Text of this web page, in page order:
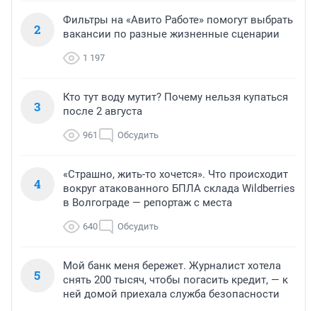
2
Фильтры на «Авито Работе» помогут выбрать
вакансии по разные жизненные сценарии
1 197
3
Кто тут воду мутит? Почему нельзя купаться
после 2 августа
961 Обсудить
4
«Страшно, жить-то хочется». Что происходит
вокруг атакованного БПЛА склада Wildberries
в Волгограде — репортаж с места
640 Обсудить
5
Мой банк меня бережет. Журналист хотела
снять 200 тысяч, чтобы погасить кредит, — к
ней домой приехала служба безопасности